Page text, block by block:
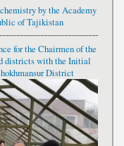
by the Academy
of Tajikistan
for the Chairmen of the
districts with the Initial
District